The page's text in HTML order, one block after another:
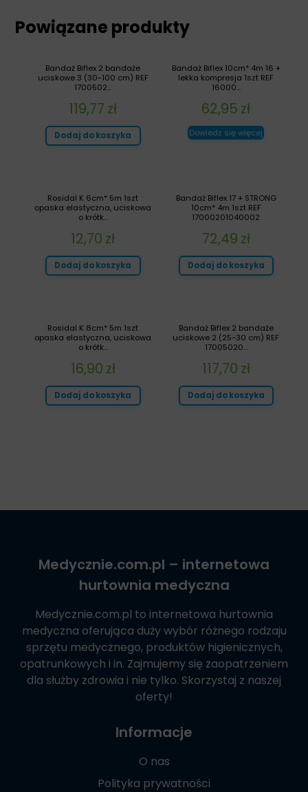
Powiązane produkty
Bandaż Biflex 10cm* 4m 16 +
lekka kompresja 1szt REF
16000...
62,95 zł
Dowiedz się więcej
Bandaż Biflex 2 bandaże
uciskowe 3 (30-100 cm) REF
1700502...
119,77 zł
Dodaj do koszyka
Bandaż Biflex 17 + STRONG
10cm* 4m 1szt REF
17000201040002
72,49 zł
Dodaj do koszyka
Rosidal K 6cm* 5m 1szt
opaska elastyczna, uciskowa
o krótk...
12,70 zł
Dodaj do koszyka
Bandaż Biflex 2 bandaże
uciskowe 2 (25-30 cm) REF
17005020...
117,70 zł
Dodaj do koszyka
Rosidal K 8cm* 5m 1szt
opaska elastyczna, uciskowa
o krótk...
16,90 zł
Dodaj do koszyka
Medycznie.com.pl – internetowa
hurtownia medyczna
Medycznie.com.pl to internetowa hurtownia
medyczna oferująca duży wybór różnego rodzaju
sprzętu medycznego, produktów higienicznych,
opatrunkowych i in. Zajmujemy się zaopatrzeniem
dla służby zdrowia i nie tylko. Skorzystaj z naszej
oferty!
Informacje
O nas
Polityka prywatności